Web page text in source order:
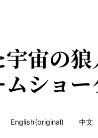
宙の
ムショー
English(original) 中文